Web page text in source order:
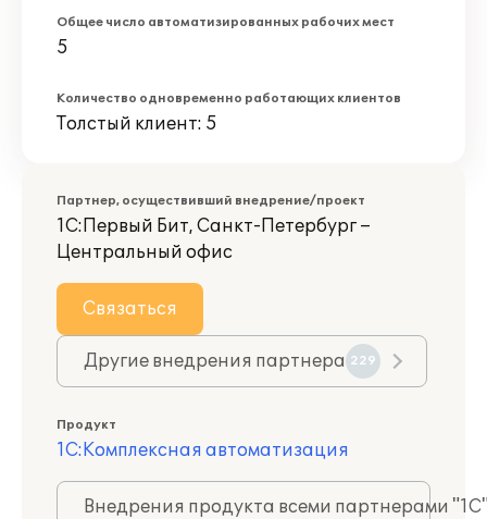
Общее число автоматизированных рабочих мест
5
Количество одновременно работающих клиентов
Толстый клиент: 5
Партнер, осуществивший внедрение/проект
1С:Первый Бит, Санкт-Петербург –
Центральный офис
Связаться
Другие внедрения партнера 229
Продукт
1С:Комплексная автоматизация
Внедрения продукта всеми партнерами